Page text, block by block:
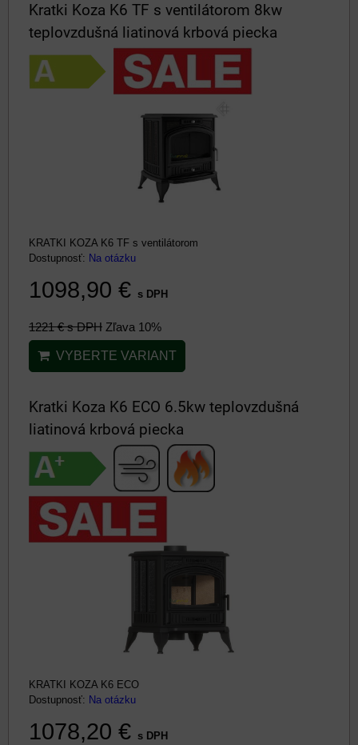
Kratki Koza K6 TF s ventilátorom 8kw
teplovzdušná liatinová krbová piecka
KRATKI KOZA K6 TF s ventilátorom
Dostupnosť: Na otázku
1098,90 € s DPH
1221 €s DPH Zľava 10%
VYBERTE VARIANT
Kratki Koza K6 ECO 6.5kw teplovzdušná
liatinová krbová piecka
KRATKI KOZA K6 ECO
Dostupnosť: Na otázku
1078,20 € s DPH